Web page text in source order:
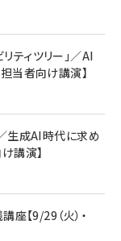
のデザイン
見る
ノイズキャンセリ
ル 240W 結束バン
材採用 iPhone
MacBook
イトブラック)
缶 24本 ビー
ラベルビヤセラー
ティツリー」／AI
当者向け講演】
生成AI時代に求め
講演】
【9/29（火）・